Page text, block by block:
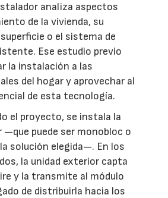
analiza aspectos
de la vivienda, su
o el sistema de
Ese estudio previo
la instalación a las
del hogar y aprovechar al
de esta tecnología.
el proyecto, se instala la
—que puede ser monobloc o
solución elegida—. En los
la unidad exterior capta
y la transmite al módulo
de distribuirla hacia los